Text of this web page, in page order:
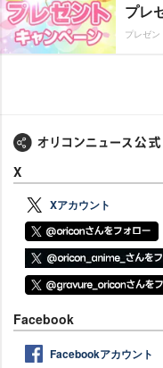
プレ
プレゼン
X
Xアカウント
Facebook
Facebookアカウント